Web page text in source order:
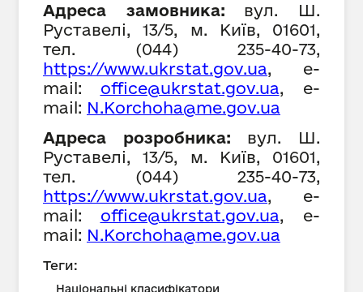
Адреса замовника:
вул. Ш.
Руставелі, 13/5, м. Київ, 01601,
тел. (044) 235-40-73,
https://www.ukrstat.gov.ua, е-
mail:
office@ukrstat.gov.ua, е-
mail: N.Korchoha@me.gov.ua
Адреса розробника:
вул. Ш.
Руставелі, 13/5, м. Київ, 01601,
тел. (044) 235-40-73,
https://www.ukrstat.gov.ua, е-
mail:
office@ukrstat.gov.ua, е-
mail: N.Korchoha@me.gov.ua
Теги:
Національні класифікатори